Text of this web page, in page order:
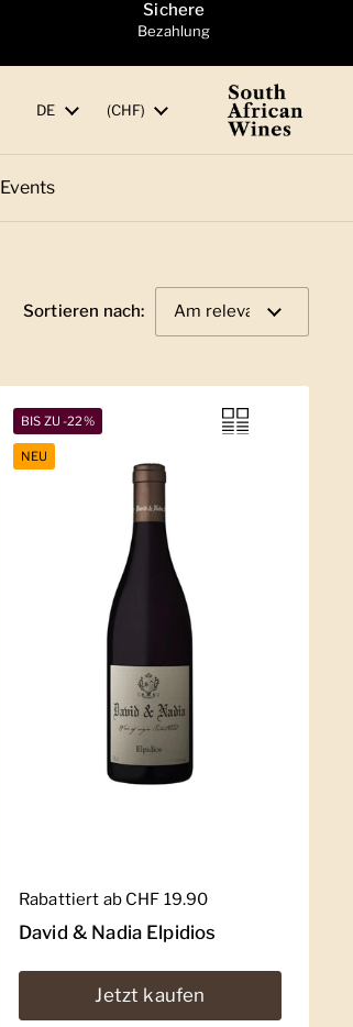
Sichere
Bezahlung
Sprache
DE Land/Region
(CHF)
Events
Sortieren nach:
Regulärer Preis
Rabattiert ab CHF 19.90
David & Nadia Elpidios
Jetzt kaufen
BIS ZU -22%
NEU